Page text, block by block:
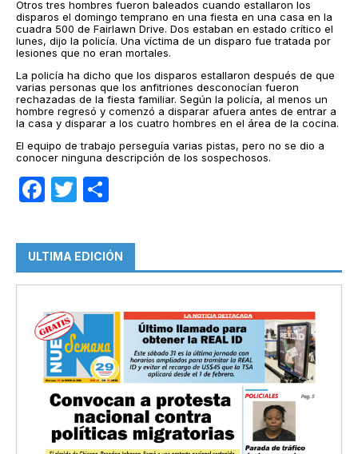
Otros tres hombres fueron baleados cuando estallaron los
disparos el domingo temprano en una fiesta en una casa en la
cuadra 500 de Fairlawn Drive. Dos estaban en estado crítico el
lunes, dijo la policía. Una víctima de un disparo fue tratada por
lesiones que no eran mortales.
La policía ha dicho que los disparos estallaron después de que
varias personas que los anfitriones desconocían fueron
rechazadas de la fiesta familiar. Según la policía, al menos un
hombre regresó y comenzó a disparar afuera antes de entrar a
la casa y disparar a los cuatro hombres en el área de la cocina.
El equipo de trabajo perseguía varias pistas, pero no se dio a
conocer ninguna descripción de los sospechosos.
Facebook
Twitter
ULTIMA EDICIÓN